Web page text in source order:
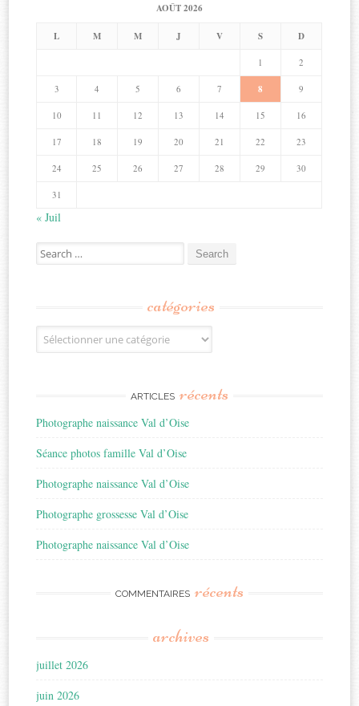
AOÛT 2026
L M M J V S D
1 2
3 4 5 6 7 8 9
10 11 12 13 14 15 16
17 18 19 20 21 22 23
24 25 26 27 28 29 30
31
« Juil
Search
for:
catégories
Catégories
ARTICLES récents
Photographe naissance Val d’Oise
Séance photos famille Val d’Oise
Photographe naissance Val d’Oise
Photographe grossesse Val d’Oise
Photographe naissance Val d’Oise
COMMENTAIRES récents
archives
juillet 2026
juin 2026